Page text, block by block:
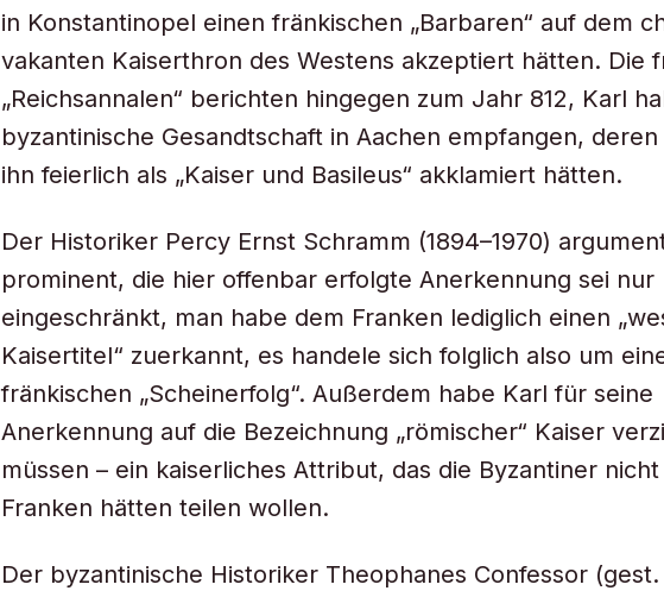
in Konstantinopel einen fränkischen „Barbaren“ auf dem
vakanten Kaiserthron des Westens akzeptiert hätten. Die
„Reichsannalen“ berichten hingegen zum Jahr 812, Karl
byzantinische Gesandtschaft in Aachen empfangen,
ihn feierlich als „Kaiser und Basileus“ akklamiert hätten.
Der Historiker Percy Ernst Schramm (1894–1970)
prominent, die hier offenbar erfolgte Anerkennung sei nur
eingeschränkt, man habe dem Franken lediglich einen
Kaisertitel“ zuerkannt, es handele sich folglich also um
fränkischen „Scheinerfolg“. Außerdem habe Karl für seine
Anerkennung auf die Bezeichnung „römischer“ Kaiser
müssen – ein kaiserliches Attribut, das die Byzantiner
Franken hätten teilen wollen.
Der byzantinische Historiker Theophanes Confessor